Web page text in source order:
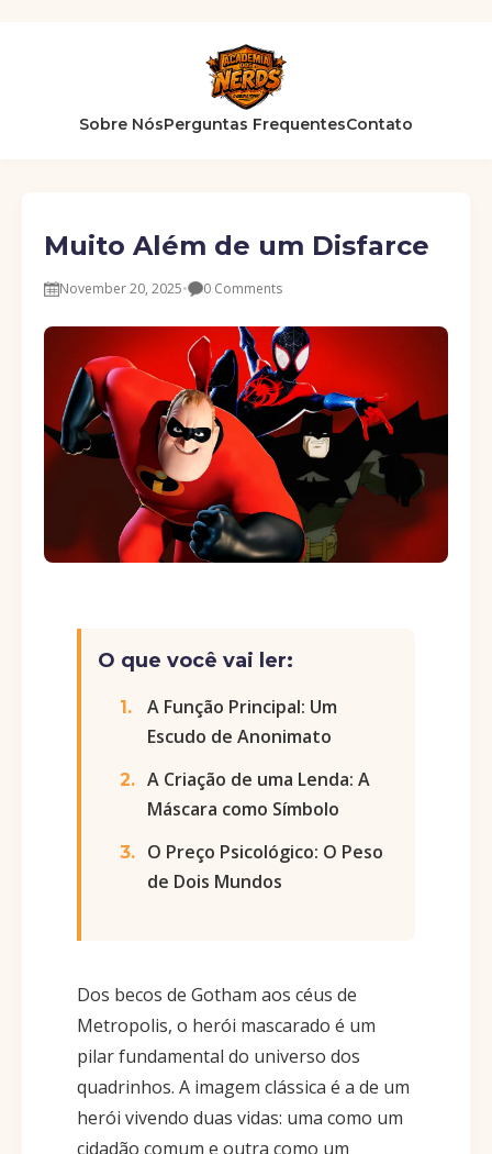
Sobre NósPerguntas FrequentesContato
Muito Além de um Disfarce
November 20, 2025• 0 Comments
O que você vai ler:
A Função Principal: Um
Escudo de Anonimato
A Criação de uma Lenda: A
Máscara como Símbolo
O Preço Psicológico: O Peso
de Dois Mundos
Dos becos de Gotham aos céus de
Metropolis, o herói mascarado é um
pilar fundamental do universo dos
quadrinhos. A imagem clássica é a de um
herói vivendo duas vidas: uma como um
cidadão comum e outra como um